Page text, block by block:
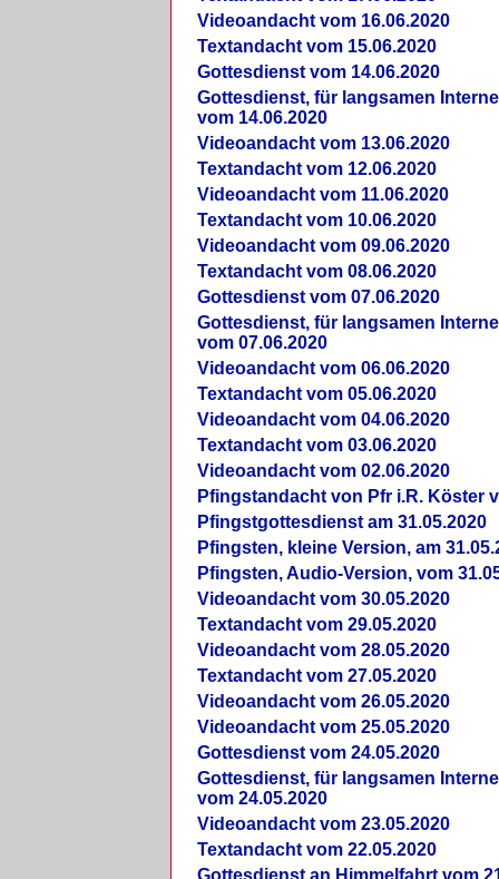
Videoandacht vom 16.06.2020
Textandacht vom 15.06.2020
Gottesdienst vom 14.06.2020
Gottesdienst, für langsamen
vom 14.06.2020
Videoandacht vom 13.06.2020
Textandacht vom 12.06.2020
Videoandacht vom 11.06.2020
Textandacht vom 10.06.2020
Videoandacht vom 09.06.2020
Textandacht vom 08.06.2020
Gottesdienst vom 07.06.2020
Gottesdienst, für langsamen
vom 07.06.2020
Videoandacht vom 06.06.2020
Textandacht vom 05.06.2020
Videoandacht vom 04.06.2020
Textandacht vom 03.06.2020
Videoandacht vom 02.06.2020
Pfingstandacht von Pfr i.R. Köster
Pfingstgottesdienst am 31.05.2020
Pfingsten, kleine Version, am
Pfingsten, Audio-Version, vom
Videoandacht vom 30.05.2020
Textandacht vom 29.05.2020
Videoandacht vom 28.05.2020
Textandacht vom 27.05.2020
Videoandacht vom 26.05.2020
Videoandacht vom 25.05.2020
Gottesdienst vom 24.05.2020
Gottesdienst, für langsamen
vom 24.05.2020
Videoandacht vom 23.05.2020
Textandacht vom 22.05.2020